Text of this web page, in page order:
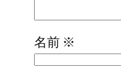
名前 ※